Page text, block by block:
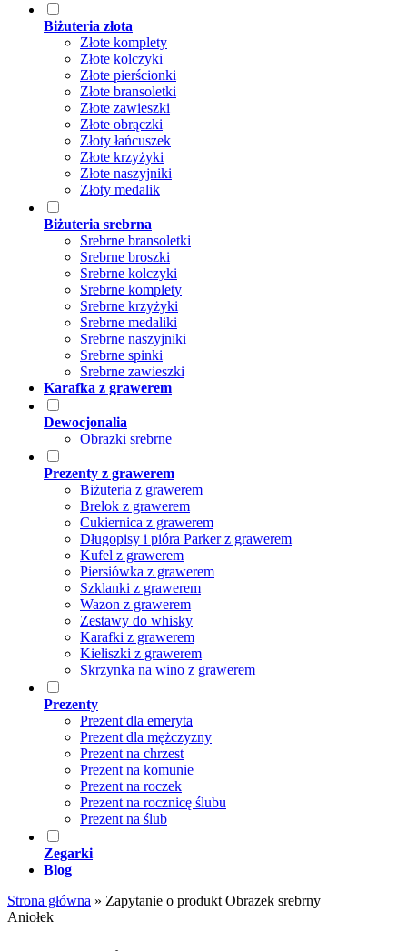
Biżuteria złota
Złote komplety
Złote kolczyki
Złote pierścionki
Złote bransoletki
Złote zawieszki
Złote obrączki
Złoty łańcuszek
Złote krzyżyki
Złote naszyjniki
Złoty medalik
Biżuteria srebrna
Srebrne bransoletki
Srebrne broszki
Srebrne kolczyki
Srebrne komplety
Srebrne krzyżyki
Srebrne medaliki
Srebrne naszyjniki
Srebrne spinki
Srebrne zawieszki
Karafka z grawerem
Dewocjonalia
Obrazki srebrne
Prezenty z grawerem
Biżuteria z grawerem
Brelok z grawerem
Cukiernica z grawerem
Długopisy i pióra Parker z grawerem
Kufel z grawerem
Piersiówka z grawerem
Szklanki z grawerem
Wazon z grawerem
Zestawy do whisky
Karafki z grawerem
Kieliszki z grawerem
Skrzynka na wino z grawerem
Prezenty
Prezent dla emeryta
Prezent dla mężczyzny
Prezent na chrzest
Prezent na komunie
Prezent na roczek
Prezent na rocznicę ślubu
Prezent na ślub
Zegarki
Blog
Strona główna » Zapytanie o produkt Obrazek srebrny
Aniołek